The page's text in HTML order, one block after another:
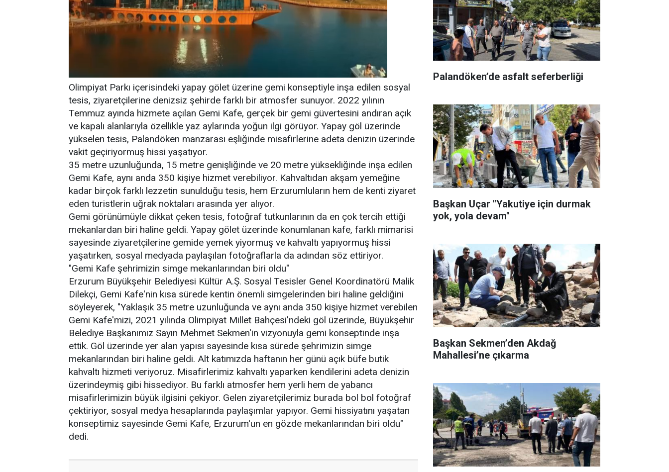
Olimpiyat Parkı içerisindeki yapay gölet üzerine gemi konseptiyle inşa edilen sosyal
tesis, ziyaretçilerine denizsiz şehirde farklı bir atmosfer sunuyor. 2022 yılının
Temmuz ayında hizmete açılan Gemi Kafe, gerçek bir gemi güvertesini andıran açık
ve kapalı alanlarıyla özellikle yaz aylarında yoğun ilgi görüyor. Yapay göl üzerinde
yükselen tesis, Palandöken manzarası eşliğinde misafirlerine adeta denizin üzerinde
vakit geçiriyormuş hissi yaşatıyor.
35 metre uzunluğunda, 15 metre genişliğinde ve 20 metre yüksekliğinde inşa edilen
Gemi Kafe, aynı anda 350 kişiye hizmet verebiliyor. Kahvaltıdan akşam yemeğine
kadar birçok farklı lezzetin sunulduğu tesis, hem Erzurumluların hem de kenti ziyaret
eden turistlerin uğrak noktaları arasında yer alıyor.
Gemi görünümüyle dikkat çeken tesis, fotoğraf tutkunlarının da en çok tercih ettiği
mekanlardan biri haline geldi. Yapay gölet üzerinde konumlanan kafe, farklı mimarisi
sayesinde ziyaretçilerine gemide yemek yiyormuş ve kahvaltı yapıyormuş hissi
yaşatırken, sosyal medyada paylaşılan fotoğraflarla da adından söz ettiriyor.
"Gemi Kafe şehrimizin simge mekanlarından biri oldu"
Erzurum Büyükşehir Belediyesi Kültür A.Ş. Sosyal Tesisler Genel Koordinatörü Malik
Dilekçi, Gemi Kafe'nin kısa sürede kentin önemli simgelerinden biri haline geldiğini
söyleyerek, "Yaklaşık 35 metre uzunluğunda ve aynı anda 350 kişiye hizmet verebilen
Gemi Kafe'mizi, 2021 yılında Olimpiyat Millet Bahçesi'ndeki göl üzerinde, Büyükşehir
Belediye Başkanımız Sayın Mehmet Sekmen'in vizyonuyla gemi konseptinde inşa
ettik. Göl üzerinde yer alan yapısı sayesinde kısa sürede şehrimizin simge
mekanlarından biri haline geldi. Alt katımızda haftanın her günü açık büfe butik
kahvaltı hizmeti veriyoruz. Misafirlerimiz kahvaltı yaparken kendilerini adeta denizin
üzerindeymiş gibi hissediyor. Bu farklı atmosfer hem yerli hem de yabancı
misafirlerimizin büyük ilgisini çekiyor. Gelen ziyaretçilerimiz burada bol bol fotoğraf
çektiriyor, sosyal medya hesaplarında paylaşımlar yapıyor. Gemi hissiyatını yaşatan
konseptimiz sayesinde Gemi Kafe, Erzurum'un en gözde mekanlarından biri oldu"
dedi.
Palandöken’de asfalt seferberliği
Başkan Uçar "Yakutiye için durmak
yok, yola devam"
Başkan Sekmen’den Akdağ
Mahallesi’ne çıkarma